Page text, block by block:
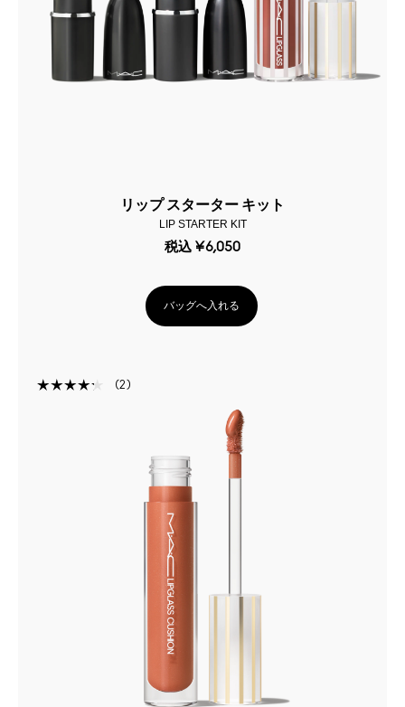
リップ スターター キット
LIP STARTER KIT
税込 ¥6,050
バッグへ入れる
2